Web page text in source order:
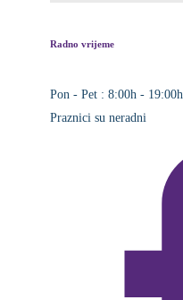
Radno vrijeme
Pon - Pet : 8:00h - 19:00h
Praznici su neradni